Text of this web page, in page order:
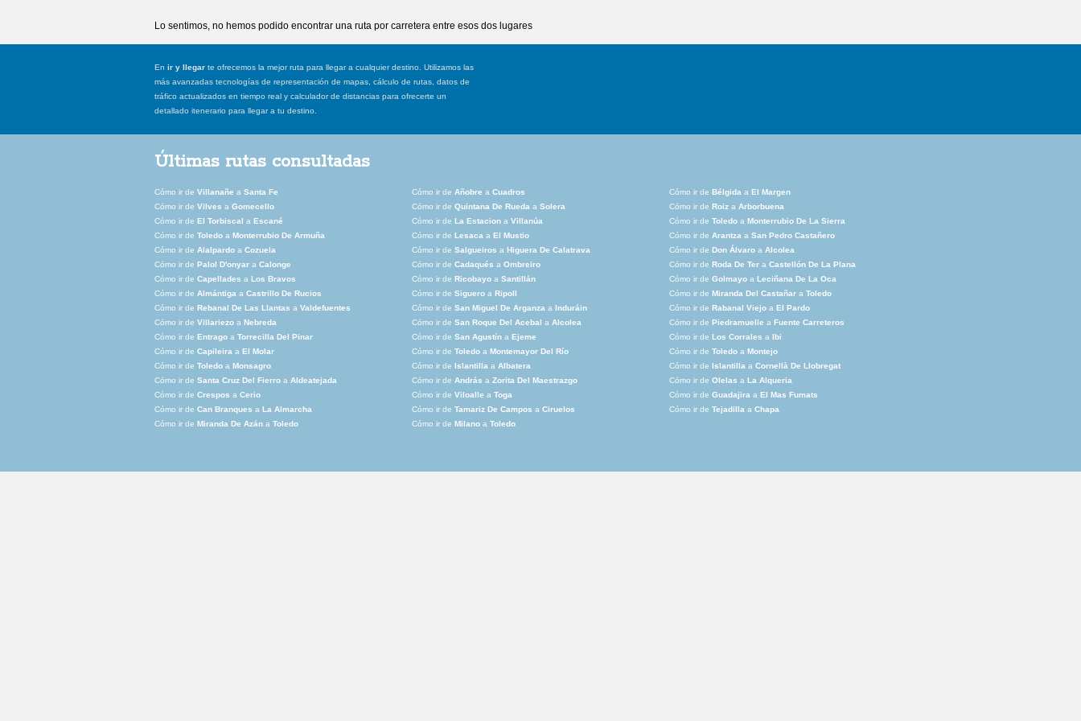
Lo sentimos, no hemos podido encontrar una ruta por carretera entre esos dos lugares
En ir y llegar te ofrecemos la mejor ruta para llegar a cualquier destino. Utilizamos las
más avanzadas tecnologías de representación de mapas, cálculo de rutas, datos de
tráfico actualizados en tiempo real y calculador de distancias para ofrecerte un
detallado itenerario para llegar a tu destino.
Últimas rutas consultadas
Cómo ir de Villanañe a Santa Fe Cómo ir de Añobre a Cuadros Cómo ir de Bélgida a El Margen
Cómo ir de Vilves a Gomecello Cómo ir de Quintana De Rueda a Solera Cómo ir de Roiz a Arborbuena
Cómo ir de El Torbiscal a Escané Cómo ir de La Estacion a Villanúa Cómo ir de Toledo a Monterrubio De La Sierra
Cómo ir de Toledo a Monterrubio De Armuña Cómo ir de Lesaca a El Mustio Cómo ir de Arantza a San Pedro Castañero
Cómo ir de Alalpardo a Cozuela Cómo ir de Salgueiros a Higuera De Calatrava Cómo ir de Don Álvaro a Alcolea
Cómo ir de Palol D'onyar a Calonge Cómo ir de Cadaqués a Ombreiro Cómo ir de Roda De Ter a Castellón De La Plana
Cómo ir de Capellades a Los Bravos Cómo ir de Ricobayo a Santillán Cómo ir de Golmayo a Leciñana De La Oca
Cómo ir de Almántiga a Castrillo De Rucios Cómo ir de Siguero a Ripoll Cómo ir de Miranda Del Castañar a Toledo
Cómo ir de Rebanal De Las Llantas a Valdefuentes Cómo ir de San Miguel De Arganza a Induráin Cómo ir de Rabanal Viejo a El Pardo
Cómo ir de Villariezo a Nebreda Cómo ir de San Roque Del Acebal a Alcolea Cómo ir de Piedramuelle a Fuente Carreteros
Cómo ir de Entrago a Torrecilla Del Pinar Cómo ir de San Agustín a Ejeme Cómo ir de Los Corrales a
Ibi
Cómo ir de Capileira a El Molar Cómo ir de Toledo a Montemayor Del Río Cómo ir de Toledo a Montejo
Cómo ir de Toledo a Monsagro Cómo ir de Islantilla a Albatera Cómo ir de Islantilla a Cornellà De Llobregat
Cómo ir de Santa Cruz Del Fierro a Aldeatejada Cómo ir de András a Zorita Del Maestrazgo Cómo ir de Olelas a La Alqueria
Cómo ir de Crespos a Cerio Cómo ir de Viloalle a Toga Cómo ir de Guadajira a El Mas Fumats
Cómo ir de Can Branques a La Almarcha Cómo ir de Tamariz De Campos a Ciruelos Cómo ir de Tejadilla a Chapa
Cómo ir de Miranda De Azán a Toledo Cómo ir de Milano a Toledo